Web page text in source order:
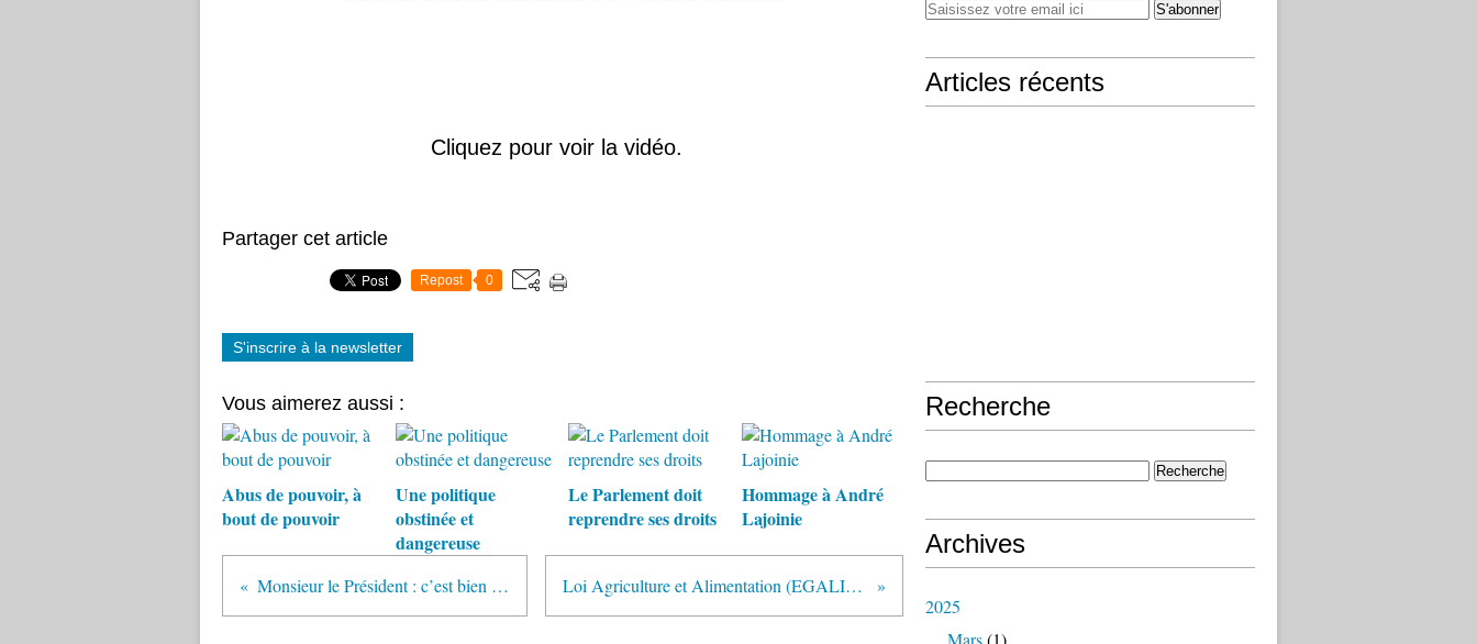
Cliquez pour voir la vidéo.
Partager cet article
Repost 0
S'inscrire à la newsletter
Vous aimerez aussi :
Abus de pouvoir, à
bout de pouvoir
Une politique
obstinée et
dangereuse
Le Parlement doit
reprendre ses droits
Hommage à André
Lajoinie
Monsieur le Président : c’est bien le coût du capital qui plombe l’économie française (Tribune) Loi Agriculture et Alimentation (EGALIM) : une succession de renoncements qui mènent à l'échec (intervention)
Articles récents
Recherche
Archives
2025
Mars(1)